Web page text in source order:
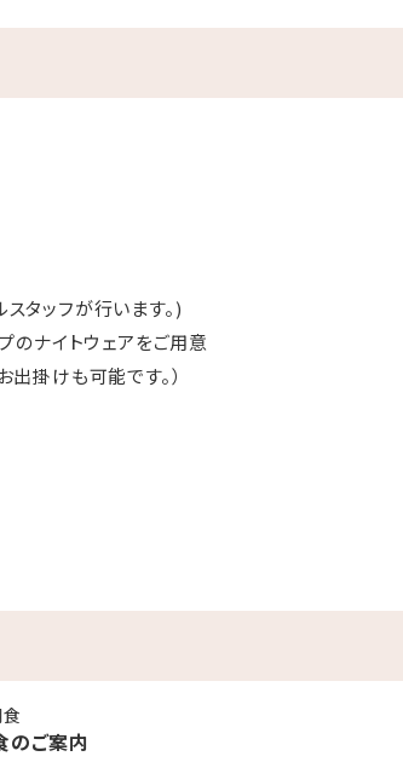
タッフが行います。)
のナイトウェアをご用意
掛けも可能です。）
、チーズの薫り高いオリジナルホワイトソースと
き、出来たてをお席までお届けいたします。
しております。
のご案内